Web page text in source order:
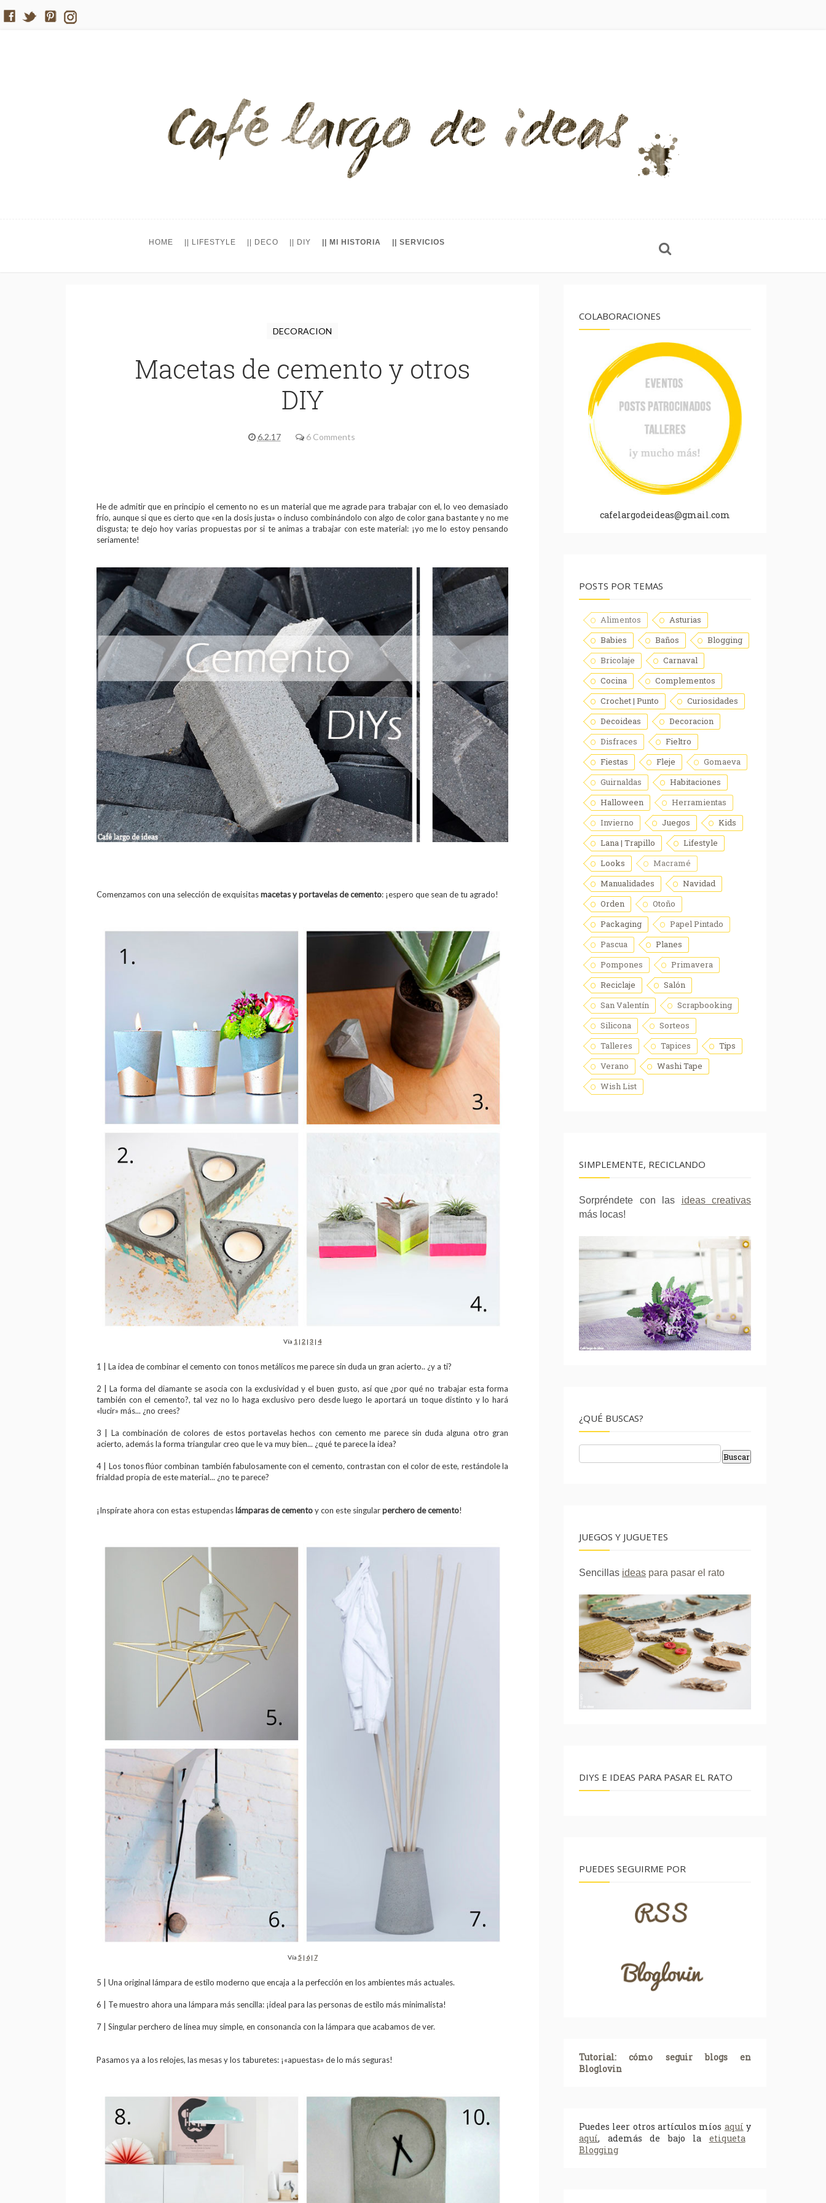
HOME || LIFESTYLE || DECO || DIY || MI HISTORIA || SERVICIOS
DECORACION
Macetas de cemento y otros
DIY
6.2.17 6 Comments
He de admitir que en principio el cemento no es un material que me agrade para trabajar con el, lo veo demasiado
frío, aunque si que es cierto que «en la dosis justa» o incluso combinándolo con algo de color gana bastante y no me
disgusta; te dejo hoy varias propuestas por si te animas a trabajar con este material: ¡yo me lo estoy pensando
seriamente!
Comenzamos con una selección de exquisitasmacetas y portavelas de cemento: ¡espero que sean de tu agrado!
Vía 1 | 2 | 3 | 4
1 | La idea de combinar el cemento con tonos metálicos me parece sin duda un gran acierto.. ¿y a ti?
2 | La forma del diamante se asocia con la exclusividad y el buen gusto, así que ¿por qué no trabajar esta forma
también con el cemento?, tal vez no lo haga exclusivo pero desde luego le aportará un toque distinto y lo hará
«lucir» más... ¿no crees?
3 | La combinación de colores de estos portavelas hechos con cemento me parece sin duda alguna otro gran
acierto, además la forma triangular creo que le va muy bien... ¿qué te parece la idea?
4 | Los tonos flúor combinan también fabulosamente con el cemento, contrastan con el color de este, restándole la
frialdad propia de este material... ¿no te parece?
¡Inspírate ahora con estas estupendas lámparas de cementoy con este singularperchero de cemento!
Vía 5| 6| 7
5 | Una original lámpara de estilo moderno que encaja a la perfección en los ambientes más actuales.
6 | Te muestro ahora una lámpara más sencilla: ¡ideal para las personas de estilo más minimalista!
7 | Singular perchero de línea muy simple, en consonancia con la lámpara que acabamos de ver.
Pasamos ya a los relojes, las mesas y los taburetes: ¡«apuestas» de lo más seguras!
COLABORACIONES
cafelargodeideas@gmail.com
POSTS POR TEMAS
Alimentos
Asturias
Babies
Baños
Blogging
Bricolaje
Carnaval
Cocina
Complementos
Crochet | Punto
Curiosidades
Decoideas
Decoracion
Disfraces
Fieltro
Fiestas
Fleje
Gomaeva
Guirnaldas
Habitaciones
Halloween
Herramientas
Invierno
Juegos
Kids
Lana | Trapillo
Lifestyle
Looks
Macramé
Manualidades
Navidad
Orden
Otoño
Packaging
Papel Pintado
Pascua
Planes
Pompones
Primavera
Reciclaje
Salón
San Valentín
Scrapbooking
Silicona
Sorteos
Talleres
Tapices
Tips
Verano
Washi Tape
Wish List
SIMPLEMENTE, RECICLANDO
Sorpréndete con las ideas creativas
más locas!
¿QUÉ BUSCAS?
JUEGOS Y JUGUETES
Sencillas ideas para pasar el rato
DIYS E IDEAS PARA PASAR EL RATO
PUEDES SEGUIRME POR
Tutorial: cómo seguir blogs en
Bloglovin
Puedes leer otros artículos míos aquí y
aquí, además de bajo la etiqueta
Blogging